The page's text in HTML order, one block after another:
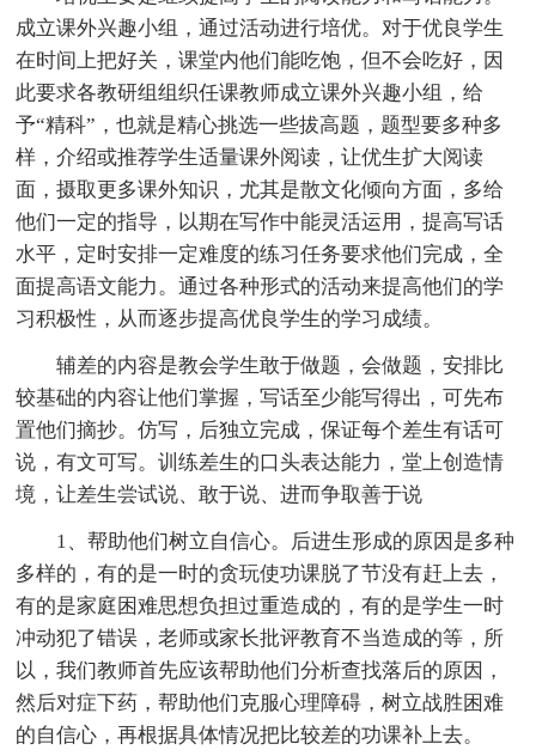
成立课外兴趣小组，通过活动进行培优。对于优良学生
在时间上把好关，课堂内他们能吃饱，但不会吃好，因
此要求各教研组组织任课教师成立课外兴趣小组，给
予“精科”，也就是精心挑选一些拔高题，题型要多种多
样，介绍或推荐学生适量课外阅读，让优生扩大阅读
面，摄取更多课外知识，尤其是散文化倾向方面，多给
他们一定的指导，以期在写作中能灵活运用，提高写话
水平，定时安排一定难度的练习任务要求他们完成，全
面提高语文能力。通过各种形式的活动来提高他们的学
习积极性，从而逐步提高优良学生的学习成绩。
辅差的内容是教会学生敢于做题，会做题，安排比
较基础的内容让他们掌握，写话至少能写得出，可先布
置他们摘抄。仿写，后独立完成，保证每个差生有话可
说，有文可写。训练差生的口头表达能力，堂上创造情
境，让差生尝试说、敢于说、进而争取善于说
1、帮助他们树立自信心。后进生形成的原因是多种
多样的，有的是一时的贪玩使功课脱了节没有赶上去，
有的是家庭困难思想负担过重造成的，有的是学生一时
冲动犯了错误，老师或家长批评教育不当造成的等，所
以，我们教师首先应该帮助他们分析查找落后的原因，
然后对症下药，帮助他们克服心理障碍，树立战胜困难
的自信心，再根据具体情况把比较差的功课补上去。